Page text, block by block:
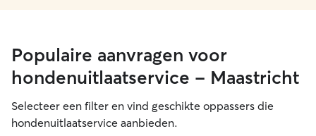
Populaire aanvragen voor
hondenuitlaatservice - Maastricht
Selecteer een filter en vind geschikte oppassers die
hondenuitlaatservice aanbieden.